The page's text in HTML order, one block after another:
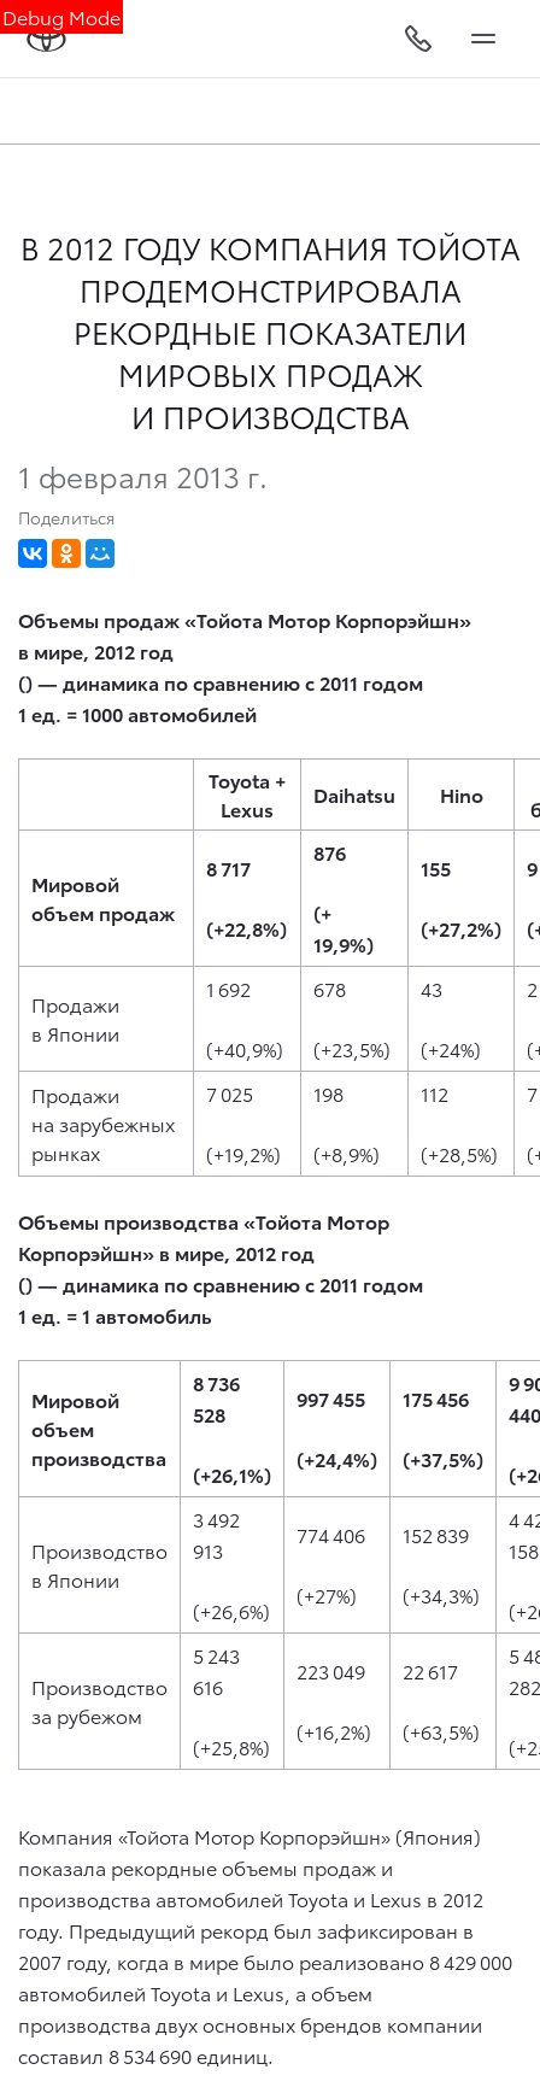
Debug Mode
В 2012 ГОДУ КОМПАНИЯ ТОЙОТА
ПРОДЕМОНСТРИРОВАЛА
РЕКОРДНЫЕ ПОКАЗАТЕЛИ
МИРОВЫХ ПРОДАЖ
И ПРОИЗВОДСТВА
1 февраля 2013 г.
Поделиться
Объемы продаж «Тойота Мотор Корпорэйшн»
в мире, 2012 год
() — динамика по сравнению с 2011 годом
1 ед. = 1000 автомобилей
Toyota +
Lexus
Daihatsu Hino
Мировой
объем продаж
8 717
(+22,8%)
876
(+
19,9%)
155
(+27,2%)
Продажи
в Японии
1 692
(+40,9%)
678
(+23,5%)
43
(+24%)
Продажи
на зарубежных
рынках
7 025
(+19,2%)
198
(+8,9%)
112
(+28,5%)
Объемы производства «Тойота Мотор
Корпорэйшн» в мире, 2012 год
() — динамика по сравнению с 2011 годом
1 ед. = 1 автомобиль
Мировой
объем
производства
8 736
528
(+26,1%)
997 455
(+24,4%)
175 456
(+37,5%)
9
440
Производство
в Японии
3 492
913
(+26,6%)
774 406
(+27%)
152 839
(+34,3%)
4
158
Производство
за рубежом
5 243
616
(+25,8%)
223 049
(+16,2%)
22 617
(+63,5%)
5
282
Компания «Тойота Мотор Корпорэйшн» (Япония)
показала рекордные объемы продаж и
производства автомобилей Toyota и Lexus в 2012
году. Предыдущий рекорд был зафиксирован в
2007 году, когда в мире было реализовано 8 429 000
автомобилей Toyota и Lexus, а объем
производства двух основных брендов компании
составил 8 534 690 единиц.